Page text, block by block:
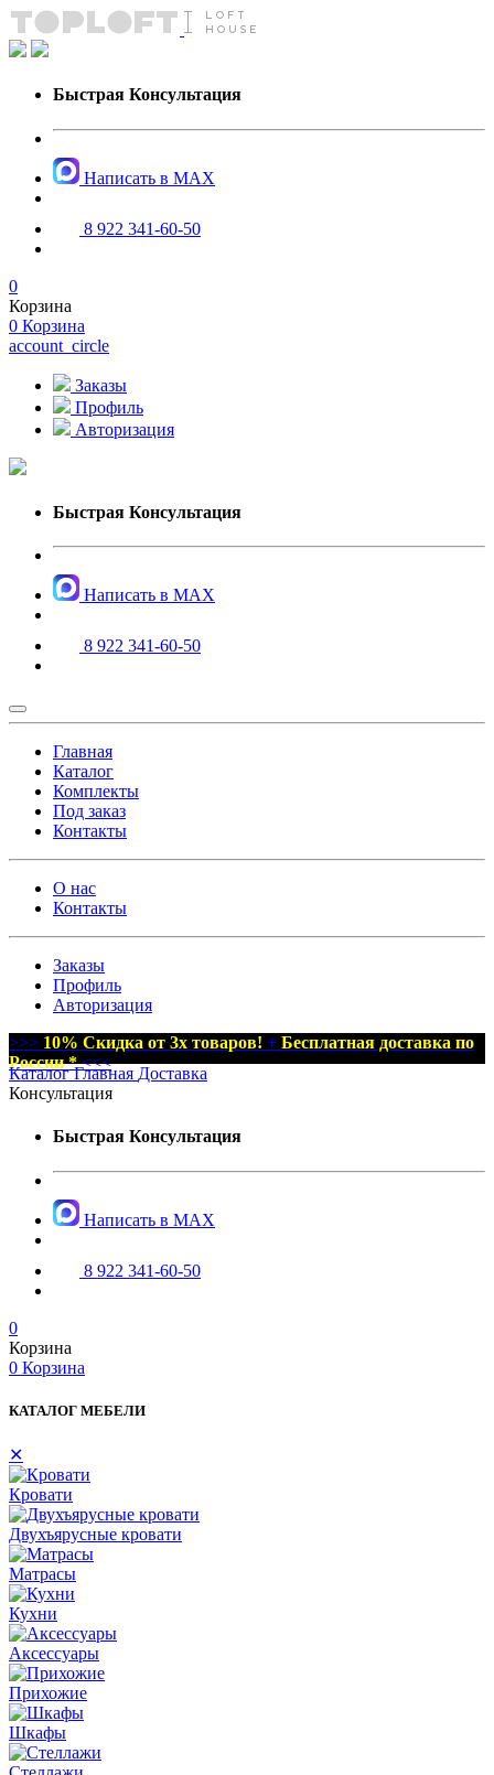
Быстрая Консультация
Написать в MAX
8 922 341-60-50
0
Корзина
0 Корзина
account_circle
Заказы
Профиль
Авторизация
Быстрая Консультация
Написать в MAX
8 922 341-60-50
Главная
Каталог
Комплекты
Под заказ
Контакты
О нас
Контакты
Заказы
Профиль
Авторизация
>>> 10% Скидка от 3х товаров! + Бесплатная доставка по
России *<<<
Каталог Главная Доставка
Консультация
Быстрая Консультация
Написать в MAX
8 922 341-60-50
0
Корзина
0 Корзина
КАТАЛОГ МЕБЕЛИ
✕
Кровати
Двухъярусные кровати
Матрасы
Кухни
Аксессуары
Прихожие
Шкафы